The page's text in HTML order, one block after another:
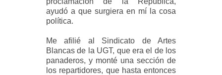
ayudó a que surgiera en mí la cosa
política.
Me afilié al Sindicato de Artes
Blancas de la UGT, que era el de los
panaderos, y monté una sección de
los repartidores, que hasta entonces